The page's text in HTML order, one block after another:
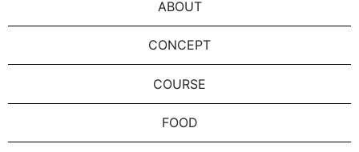
ABOUT
CONCEPT
COURSE
FOOD